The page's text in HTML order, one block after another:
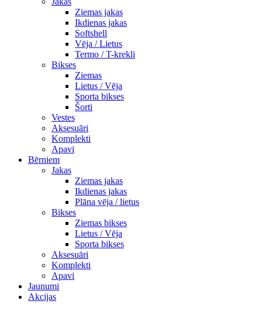
Ziemas jakas
Ikdienas jakas
Softshell
Vēja / Lietus
Termo / T-krekli
Bikses
Ziemas
Lietus / Vēja
Sporta bikses
Šorti
Vestes
Aksesuāri
Komplekti
Apavi
Bērniem
Jakas
Ziemas jakas
Ikdienas jakas
Plāna vēja / lietus
Bikses
Ziemas bikses
Lietus / Vēja
Sporta bikses
Aksesuāri
Komplekti
Apavi
Jaunumi
Akcijas